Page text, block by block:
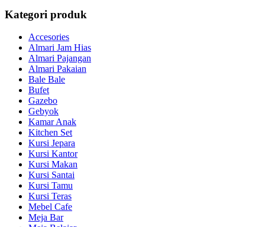
Kategori produk
Accesories
Almari Jam Hias
Almari Pajangan
Almari Pakaian
Bale Bale
Bufet
Gazebo
Gebyok
Kamar Anak
Kitchen Set
Kursi Jepara
Kursi Kantor
Kursi Makan
Kursi Santai
Kursi Tamu
Kursi Teras
Mebel Cafe
Meja Bar